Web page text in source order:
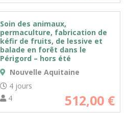
Soin des animaux,
permaculture, fabrication de
kéfir de fruits, de lessive et
balade en forêt dans le
Périgord – hors été
Nouvelle Aquitaine
4 jours
4
512,00 €